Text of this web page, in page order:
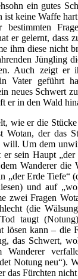
ein gutes
ist keine Waffe
bestimmten
er gelernt, dass
ihm diese nicht
Jüngling
Auch zeigt er
Vater geführt
neues Schwert
er in den Wald
wie er die
Wotan, der das
will. Um dem
er sein Haupt
Wanderer die
„der Erde Tiefe“
und auf
zwei Fragen
(die
taugt
lösen kann – die
das Schwert,
Wanderer
Notung neu“).
das Fürchten